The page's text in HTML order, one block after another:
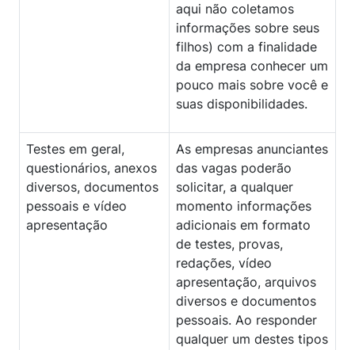
aqui não coletamos
informações sobre seus
filhos) com a finalidade
da empresa conhecer um
pouco mais sobre você e
suas disponibilidades.
Testes em geral,
questionários, anexos
diversos, documentos
pessoais e vídeo
apresentação
As empresas anunciantes
das vagas poderão
solicitar, a qualquer
momento informações
adicionais em formato
de testes, provas,
redações, vídeo
apresentação, arquivos
diversos e documentos
pessoais. Ao responder
qualquer um destes tipos